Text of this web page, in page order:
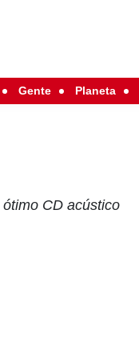
Gente Planeta
CD acústico